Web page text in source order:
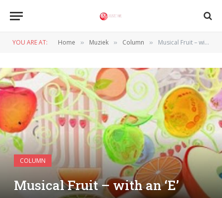
YOU ARE AT: Home » Muziek » Column » Musical Fruit – with an ‘E’
COLUMN
Musical Fruit – with an ‘E’